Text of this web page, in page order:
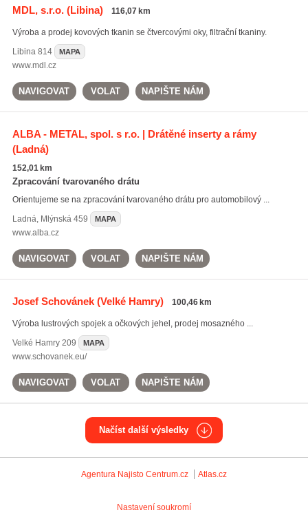
MDL, s.r.o.(Libina) 116,07 km
Výroba a prodej kovových tkanin se čtvercovými oky, filtrační tkaniny.
Libina814 MAPA
www.mdl.cz
NAVIGOVAT VOLAT NAPIŠTE NÁM
ALBA - METAL, spol. s r.o. | Drátěné inserty a rámy
(Ladná)
152,01 km
Zpracování tvarovaného drátu
Orientujeme se na zpracování tvarovaného drátu pro automobilový ...
Ladná, Mlýnská 459 MAPA
www.alba.cz
NAVIGOVAT VOLAT NAPIŠTE NÁM
Josef Schovánek(Velké Hamry) 100,46 km
Výroba lustrových spojek a očkových jehel, prodej mosazného ...
Velké Hamry209 MAPA
www.schovanek.eu/
NAVIGOVAT VOLAT NAPIŠTE NÁM
Načíst další výsledky
Agentura Najisto Centrum.cz Atlas.cz
Nastavení soukromí